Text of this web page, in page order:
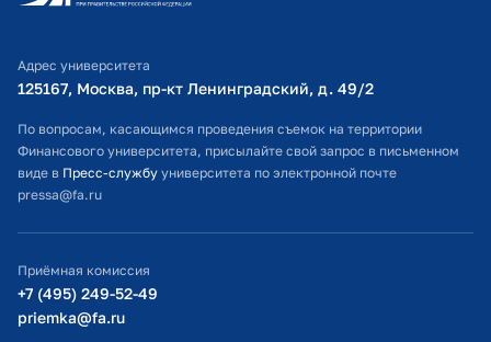
Оплата обучения
Расписание занятий
Студенческий офис
Официальный адрес электронной почты
Министерство просвещения РФ
Министерство науки и высшего образования РФ
Адрес университета
125167, Москва, пр-кт Ленинградский, д. 49/2​
По вопросам, касающимся проведения съемок на территории
Финансового университета, присылайте свой запрос в письменном
виде в Пресс-службу университета по электронной почте
pressa@fa.ru
Приёмная комиссия
+7 (495) 249-52-49
priemka@fa.ru